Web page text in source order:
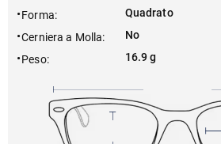
Forma:
Quadrato
Cerniera a Molla:
No
Peso: 16.9 g